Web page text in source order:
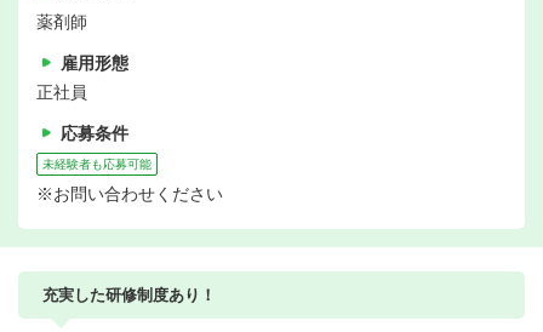
薬剤師
雇用形態
正社員
応募条件
未経験者も応募可能
※お問い合わせください
充実した研修制度あり！